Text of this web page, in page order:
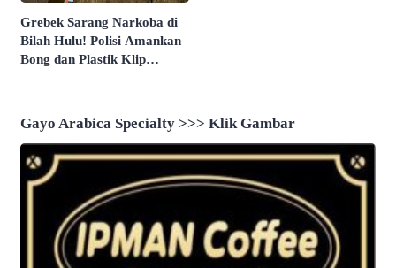
Grebek Sarang Narkoba di
Bilah Hulu! Polisi Amankan
Bong dan Plastik Klip
Gayo Arabica Specialty >>> Klik Gambar